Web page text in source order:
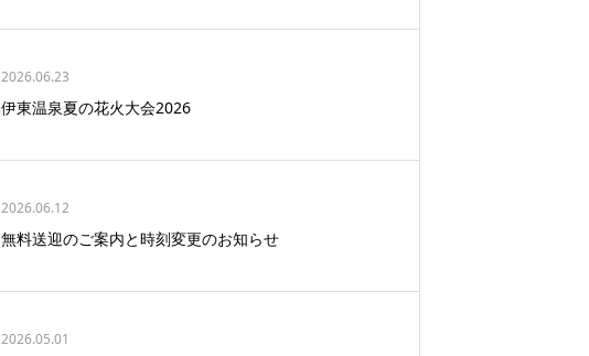
2026.06.23
伊東温泉夏の花火大会2026
2026.06.12
無料送迎のご案内と時刻変更のお知らせ
2026.05.01